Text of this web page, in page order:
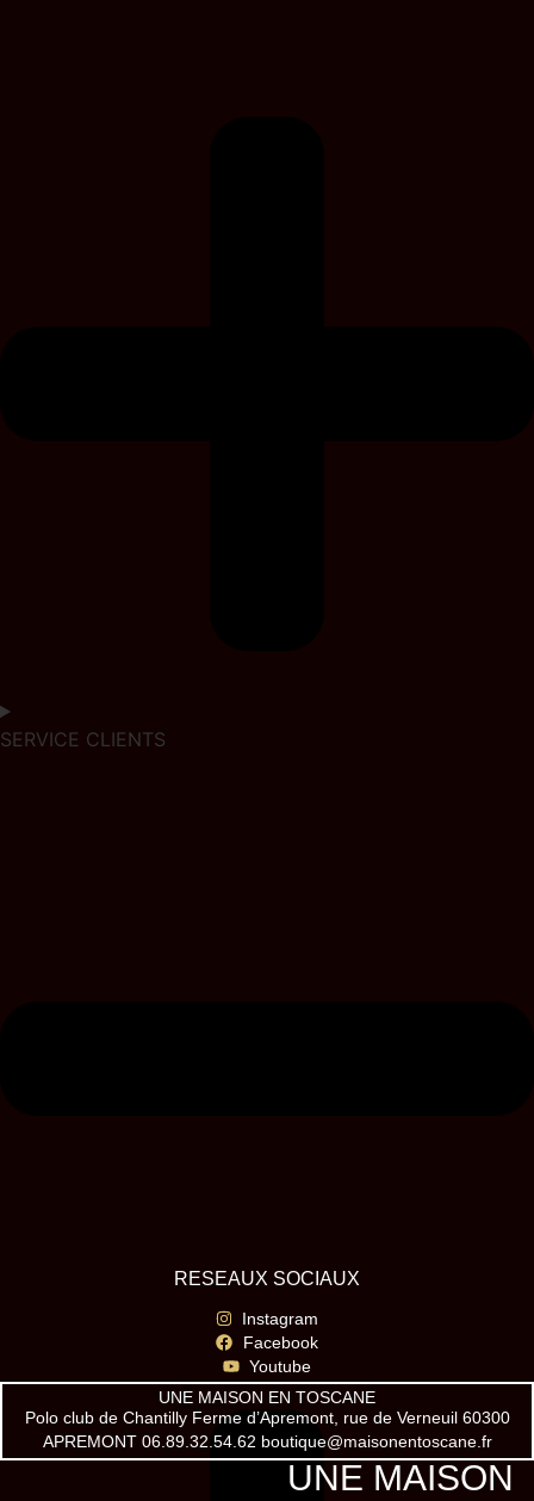
SERVICE CLIENTS
RESEAUX SOCIAUX
Instagram
Facebook
Youtube
UNE MAISON EN TOSCANE
Polo club de Chantilly Ferme d’Apremont, rue de Verneuil 60300
APREMONT 06.89.32.54.62 boutique@maisonentoscane.fr
UNE MAISON